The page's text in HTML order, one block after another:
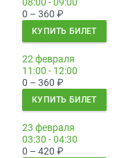
08:00 - 09:00
0 – 360 ₽
КУПИТЬ БИЛЕТ
22 февраля
11:00 - 12:00
0 – 360 ₽
КУПИТЬ БИЛЕТ
23 февраля
03:30 - 04:30
0 – 420 ₽